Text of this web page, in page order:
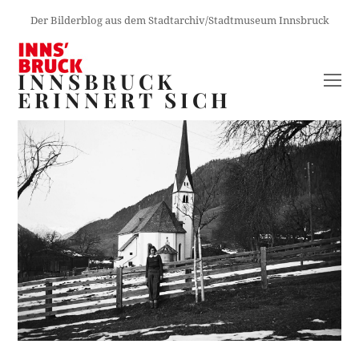
Der Bilderblog aus dem Stadtarchiv/Stadtmuseum Innsbruck
INNSBRUCK
ERINNERT SICH